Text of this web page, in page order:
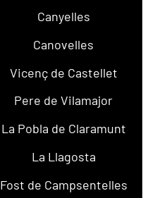
Canyelles
Canovelles
Vicenç de Castellet
Pere de Vilamajor
La Pobla de Claramunt
La Llagosta
Fost de Campsentelles